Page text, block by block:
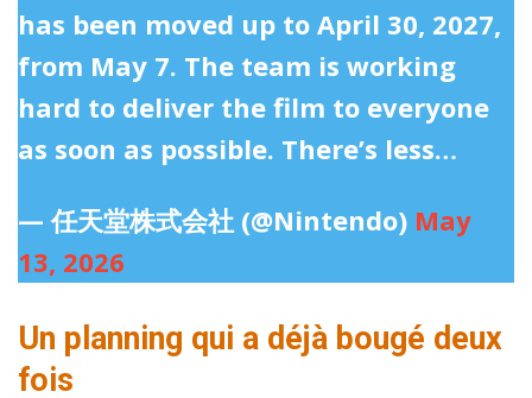
has been moved up to April 30, 2027,
from May 7. The team is working
hard to deliver the film to everyone
as soon as possible. There’s less…
— 任天堂株式会社 (@Nintendo) May
13, 2026
Un planning qui a déjà bougé deux
fois